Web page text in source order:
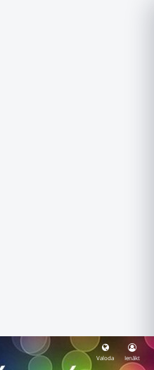
Valoda Ienākt